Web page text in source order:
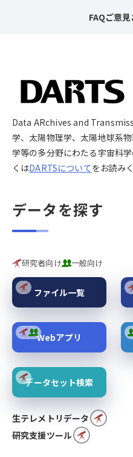
FAQご意見
Data ARchives and
学、太陽物理学、太陽地球系
学等の多分野にわたる宇宙科
くはDARTSについてをお読み
データを探す
研究者向け 一般向け
ファイル一覧
Webアプリ
データセット検索
生テレメトリデータ
研究支援ツール